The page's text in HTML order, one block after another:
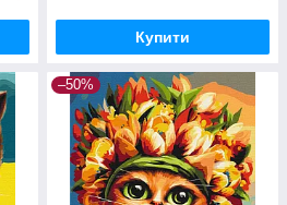
Купити
–50%